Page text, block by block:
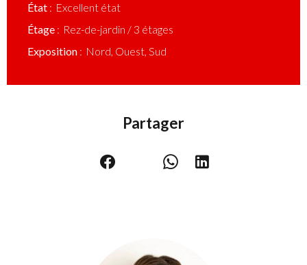
État
Excellent état
Étage
Rez-de-jardin / 3 étages
Exposition
Nord, Ouest, Sud
Partager